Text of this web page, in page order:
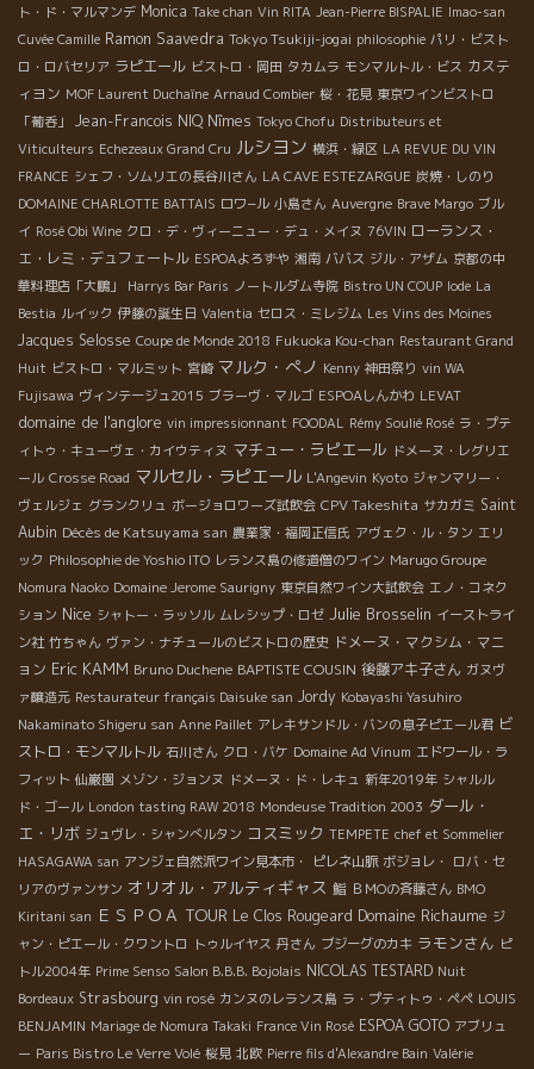
ト・ド・マルマンデ Monica Take chan Vin RITA Jean-Pierre BISPALIE Imao-san
Cuvée Camille Ramon Saavedra Tokyo Tsukiji-jogai philosophie パリ・ビスト
ロ・ロバセリア ラピエール ビストロ・岡田 タカムラ モンマルトル・ビス カステ
ィヨン MOF Laurent Duchaîne Arnaud Combier 桜・花見 東京ワインビストロ
「葡呑」
Jean-Francois NIQ Nîmes Tokyo Chofu Distributeurs et
Viticulteurs Echezeaux Grand Cru ルシヨン 横浜・緑区 LA REVUE DU VIN
FRANCE シェフ・ソムリエの長谷川さん LA CAVE ESTEZARGUE 炭焼・しのり
DOMAINE CHARLOTTE BATTAIS ロワ−ル 小島さん Auvergne Brave Margo ブル
イ Rosé Obi Wine クロ・デ・ヴィーニュー・デュ・メイヌ 76VIN ローランス・
エ・レミ・デュフェートル ESPOAよろずや 湘南 ババス ジル・アザム 京都の中
華料理店「大鵬」
Harrys Bar Paris ノートルダム寺院 Bistro UN COUP Iode La
Bestia ルイック 伊藤の誕生日 Valentia セロス・ミレジム Les Vins des Moines
Jacques Selosse Coupe de Monde 2018 Fukuoka Kou-chan Restaurant Grand
Huit ビストロ・マルミット 宮崎 マルク・ぺノ Kenny 神田祭り vin WA
Fujisawa ヴィンテージュ2015 ブラーヴ・マルゴ ESPOAしんかわ LEVAT
domaine de l'anglore vin impressionnant FOODAL Rémy Soulié Rosé ラ・プテ
ィトゥ・キューヴェ・カイウティヌ マチュー・ラピエール ドメーヌ・レグリエ
ール Crosse Road マルセル・ラピエール L'Angevin Kyoto ジャンマリー・
ヴェルジェ グランクリュ ボージョロワーズ試飲会 CPV Takeshita サカガミ Saint
Aubin Décès de Katsuyama san 農業家・福岡正信氏 アヴェク・ル・タン エリ
ック Philosophie de Yoshio ITO レランス島の修道僧のワイン Marugo Groupe
Nomura Naoko Domaine Jerome Saurigny 東京自然ワイン大試飲会 エノ・コネク
ション Nice シャトー・ラッソル ムレシップ・ロゼ Julie Brosselin イーストライ
ン社 竹ちゃん ヴァン・ナチュールのビストロの歴史 ドメーヌ・マクシム・マニ
ョン Eric KAMM Bruno Duchene BAPTISTE COUSIN 後藤アキ子さん ガヌヴ
ァ醸造元 Restaurateur français Daisuke san Jordy Kobayashi Yasuhiro
Nakaminato Shigeru san Anne Paillet アレキサンドル・バンの息子ピエール君 ビ
ストロ・モンマルトル 石川さん クロ・バケ Domaine Ad Vinum エドワール・ラ
フィット 仙巌園 メゾン・ジョンヌ ドメーヌ・ド・レキュ 新年2019年 シャルル
ド・ゴール London tasting RAW 2018 Mondeuse Tradition 2003 ダール・
エ・リボ ジュヴレ・シャンべルタン コスミック TEMPETE chef et Sommelier
HASAGAWA san アンジェ自然派ワイン見本市・ ピレネ山脈 ボジョレ・ ロバ・セ
リアのヴァンサン オリオル・アルティギャス 鮨 ＢＭОの斉藤さん BMO
Kiritani san ＥＳＰＯＡ TOUR Le Clos Rougeard Domaine Richaume ジ
ャン・ピエール・クワントロ トゥルイヤス 丹さん ブジーグのカキ ラモンさん ピ
トル2004年 Prime Senso Salon B.B.B. Bojolais NICOLAS TESTARD Nuit
Bordeaux Strasbourg vin rosé カンヌのレランス島 ラ・プティトゥ・ペペ LOUIS
BENJAMIN Mariage de Nomura Takaki France Vin Rosé ESPOA GOTO アブリュ
ー Paris Bistro Le Verre Volé 桜見 北欧 Pierre fils d'Alexandre Bain Valérie